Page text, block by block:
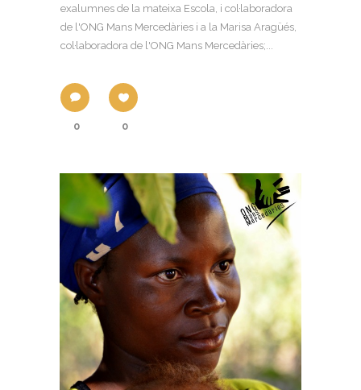
exalumnes de la mateixa Escola, i col·laboradora
de l'ONG Mans Mercedàries i a la Marisa Aragüés,
col·laboradora de l'ONG Mans Mercedàries;...
0 0